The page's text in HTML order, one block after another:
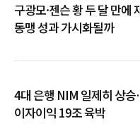
구광모·젠슨 황 두 달 만
동맹 성과 가시화될까
4대 은행 NIM 일제히 상
이자이익 19조 육박